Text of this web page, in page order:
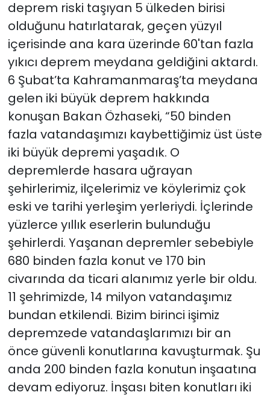
deprem riski taşıyan 5 ülkeden birisi
olduğunu hatırlatarak, geçen yüzyıl
içerisinde ana kara üzerinde 60'tan fazla
yıkıcı deprem meydana geldiğini aktardı.
6 Şubat’ta Kahramanmaraş’ta meydana
gelen iki büyük deprem hakkında
konuşan Bakan Özhaseki, “50 binden
fazla vatandaşımızı kaybettiğimiz üst üste
iki büyük depremi yaşadık. O
depremlerde hasara uğrayan
şehirlerimiz, ilçelerimiz ve köylerimiz çok
eski ve tarihi yerleşim yerleriydi. İçlerinde
yüzlerce yıllık eserlerin bulunduğu
şehirlerdi. Yaşanan depremler sebebiyle
680 binden fazla konut ve 170 bin
civarında da ticari alanımız yerle bir oldu.
11 şehrimizde, 14 milyon vatandaşımız
bundan etkilendi. Bizim birinci işimiz
depremzede vatandaşlarımızı bir an
önce güvenli konutlarına kavuşturmak. Şu
anda 200 binden fazla konutun inşaatına
devam ediyoruz. İnşası biten konutları iki